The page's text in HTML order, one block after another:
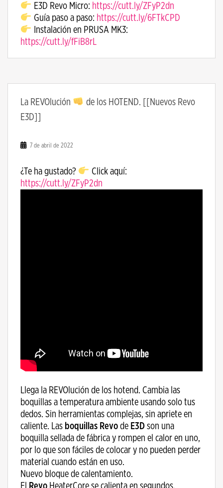
E3D Revo Micro: https://cutt.ly/ZFyP2dn
Guía paso a paso: https://cutt.ly/6FTkCPD
Instalación en PRUSA MK3:
https://cutt.ly/fFiB8rL
La REVOlución
de los HOTEND. [[Nuevos Revo
E3D]]
7 de abril de 2022
¿Te ha gustado?
Click aquí:
https://cutt.ly/ZFyP2dn
Llega la REVOlución de los hotend. Cambia las
boquillas a temperatura ambiente usando solo tus
dedos. Sin herramientas complejas, sin apriete en
caliente. Las boquillas Revo de E3D son una
boquilla sellada de fábrica y rompen el calor en uno,
por lo que son fáciles de colocar y no pueden perder
material cuando están en uso.
Nuevo bloque de calentamiento.
El Revo HeaterCore se calienta en segundos.